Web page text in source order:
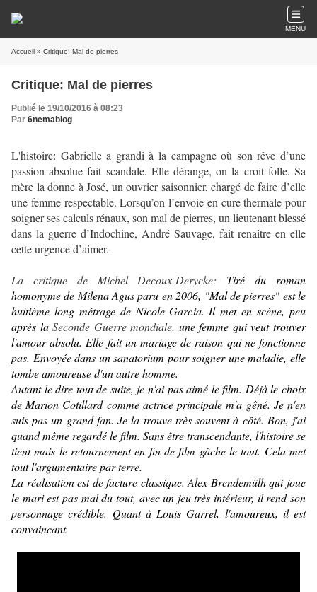
MENU
Accueil » Critique: Mal de pierres
Critique: Mal de pierres
Publié le 19/10/2016 à 08:23
Par 6nemablog
L'histoire: Gabrielle a grandi à la campagne où son rêve d’une
passion absolue fait scandale. Elle dérange, on la croit folle. Sa
mère la donne à José, un ouvrier saisonnier, chargé de faire d’elle
une femme respectable. Lorsqu’on l’envoie en cure thermale pour
soigner ses calculs rénaux, son mal de pierres, un lieutenant blessé
dans la guerre d’Indochine, André Sauvage, fait renaître en elle
cette urgence d’aimer.
La critique de Michel Decoux-Derycke: Tiré du roman
homonyme de Milena Agus paru en 2006, "Mal de pierres" est le
huitième long métrage de Nicole Garcia. Il met en scène, peu
après laSeconde Guerre mondiale, une femme quiveut trouver
l'amour absolu. Elle fait un mariage de raison qui ne fonctionne
pas. Envoyée dans un sanatorium pour soigner une maladie, elle
tombe amoureuse d'un autre homme.
Autant le dire tout de suite, je n'ai pas aimé le film. Déjà le choix
de Marion Cotillard comme actrice principale m'a gêné. Je n'en
suis pas un grand fan. Je la trouve très souvent à côté. Bon, j'ai
quand même regardé le film. Sans être transcendante, l'histoire se
tient mais le retournement en fin de film gâche le tout. Cela met
tout l'argumentaire par terre.
La réalisation est de facture classique. Alex Brendemülh qui joue
le mari est pas mal du tout, avec un jeu très intérieur, il rend son
personnage crédible. Quant à Louis Garrel, l'amoureux, il est
convaincant.